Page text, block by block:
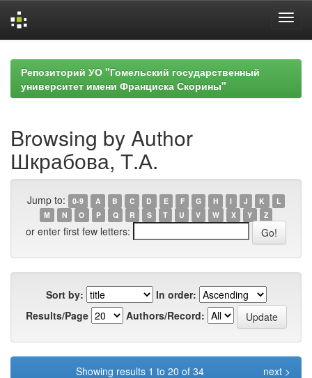
navigationРепозиторий УО "Гомельский государственный
университет имени Франциска Скорины"
Browsing by Author
Шкрабова, Т.А.
Jump to: 0-9 A B C D E F G H I J K
L
M
N O P Q R S T U V W X Y Z
or enter first few letters:
Sort by:
In order:
Results/Page
Authors/Record:
Showing results 1 to 20 of 34
next >